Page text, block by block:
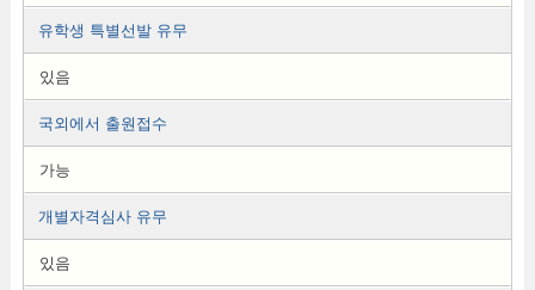
유학생 특별선발 유무
있음
국외에서 출원접수
가능
개별자격심사 유무
있음